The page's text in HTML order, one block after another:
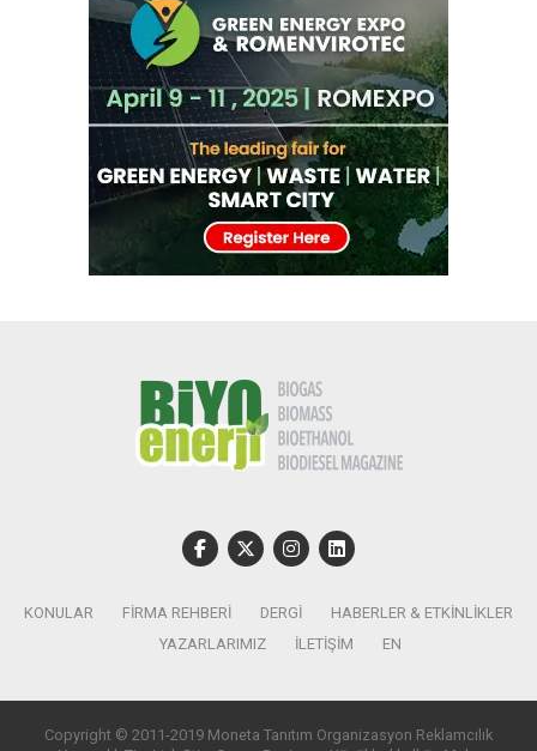
KONULAR FIRMA REHBERI DERGI
HABERLER & ETKINLIKLER
YAZARLARIMIZ
İLETIŞIM EN
Copyright © 2011-2019 Moneta Tanıtım Organizasyon Reklamcılık